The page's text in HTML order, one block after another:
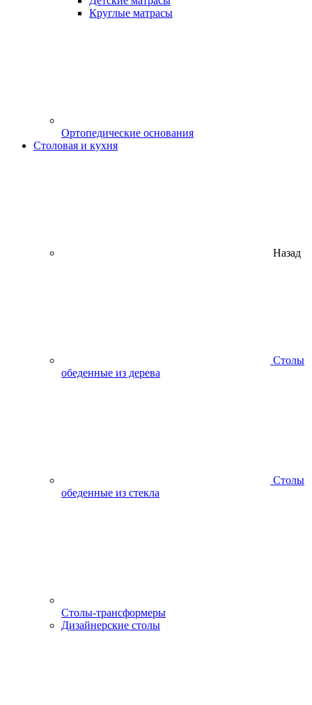
Круглые матрасы
Ортопедические основания
Столовая и кухня
Назад
Столы
обеденные из дерева
Столы
обеденные из стекла
Столы-трансформеры
Дизайнерские столы